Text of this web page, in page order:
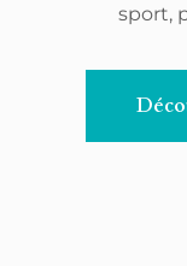
sport,